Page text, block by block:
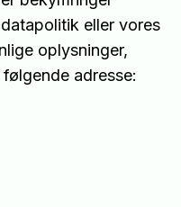
eller vores
oplysninger,
adresse: